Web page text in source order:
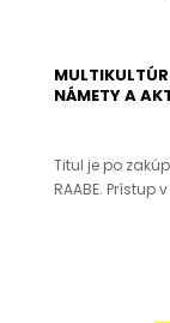
NÁMETY A
Titul je po
RAABE.